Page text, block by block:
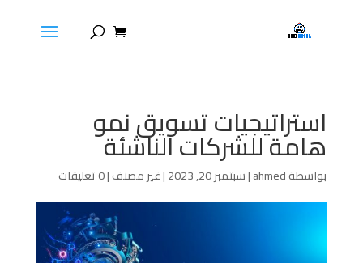
استراتيجيات تسويق نمو
هامة للشركات الناشئة
بواسطةahmed
|سبتمبر 20, 2023 |غير مصنف|0 تعليقات